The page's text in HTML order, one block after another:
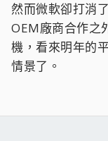
然而微軟卻打消
OEM廠商合作之
機，看來明年的
情景了。